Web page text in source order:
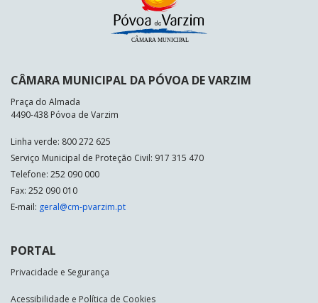
CÂMARA MUNICIPAL DA PÓVOA DE VARZIM
Praça do Almada
4490-438 Póvoa de Varzim
Linha verde: 800 272 625
Serviço Municipal de Proteção Civil: 917 315 470
Telefone: 252 090 000
Fax: 252 090 010
E-mail: geral@cm-pvarzim.pt
PORTAL
Privacidade e Segurança
Acessibilidade e Política de Cookies